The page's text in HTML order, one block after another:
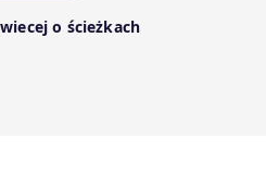
o ścieżkach